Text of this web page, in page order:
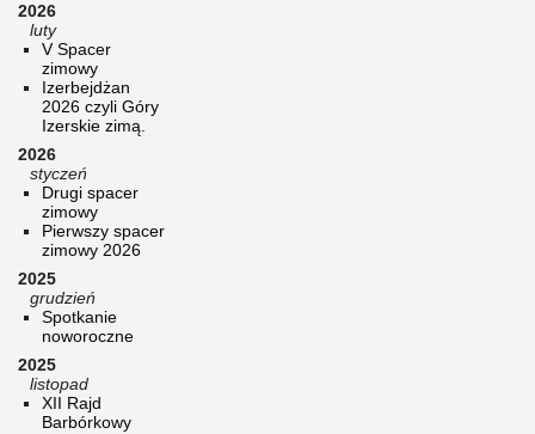
2026
luty
V Spacer
zimowy
Izerbejdżan
2026 czyli Góry
Izerskie zimą.
2026
styczeń
Drugi spacer
zimowy
Pierwszy spacer
zimowy 2026
2025
grudzień
Spotkanie
noworoczne
2025
listopad
XII Rajd
Barbórkowy